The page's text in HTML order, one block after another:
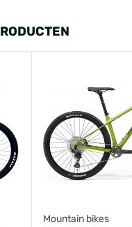
Mountain bikes